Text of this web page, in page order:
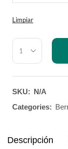
Limpiar
SKU: N/A
Categories:
Descripción